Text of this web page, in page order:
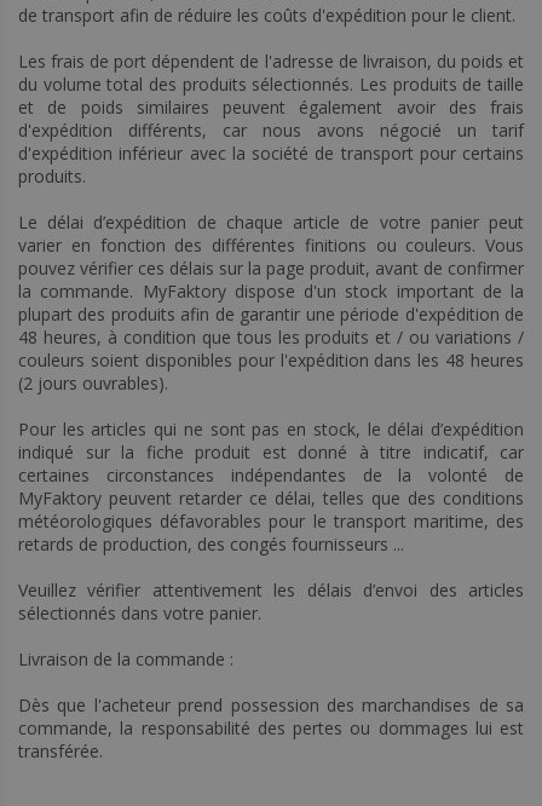
de transport afin de réduire les coûts d'expédition pour le client.
Les frais de port dépendent de l'adresse de livraison, du poids et
du volume total des produits sélectionnés. Les produits de taille
et de poids similaires peuvent également avoir des frais
d'expédition différents, car nous avons négocié un tarif
d'expédition inférieur avec la société de transport pour certains
produits.
Le délai d’expédition de chaque article de votre panier peut
varier en fonction des différentes finitions ou couleurs. Vous
pouvez vérifier ces délais sur la page produit, avant de confirmer
la commande. MyFaktory dispose d'un stock important de la
plupart des produits afin de garantir une période d'expédition de
48 heures, à condition que tous les produits et / ou variations /
couleurs soient disponibles pour l'expédition dans les 48 heures
(2 jours ouvrables).
Pour les articles qui ne sont pas en stock, le délai d’expédition
indiqué sur la fiche produit est donné à titre indicatif, car
certaines circonstances indépendantes de la volonté de
MyFaktory peuvent retarder ce délai, telles que des conditions
météorologiques défavorables pour le transport maritime, des
retards de production, des congés fournisseurs ...
Veuillez vérifier attentivement les délais d’envoi des articles
sélectionnés dans votre panier.
Livraison de la commande :
Dès que l'acheteur prend possession des marchandises de sa
commande, la responsabilité des pertes ou dommages lui est
transférée.